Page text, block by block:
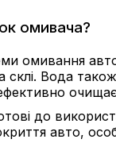
омивача?
омивання
склі. Вода
до
авто,